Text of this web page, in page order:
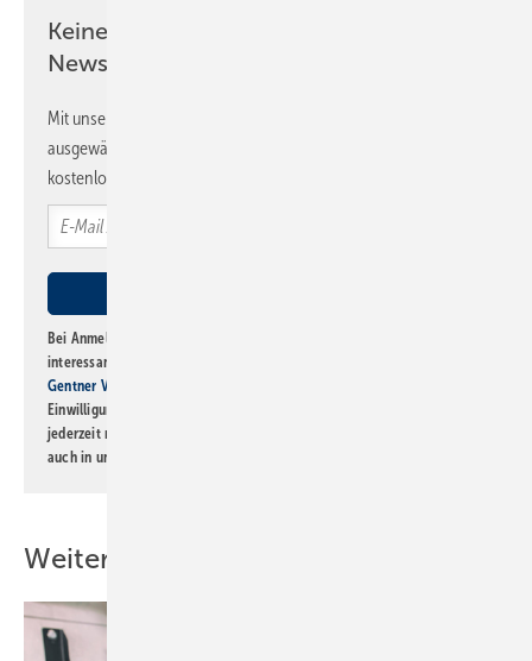
Keine Zeit? Kein Problem mit dem SBZ
Newsletter!
Mit unserem Newsletter erhalten Sie regelmäßig von uns
ausgewählte Informationen und Neuigkeiten, gebündelt und
kostenlos direkt ins Postfach.
Bei Anmeldung zu diesem Newsletter bin ich damit einverstanden, über
interessante Verlags- und Online-Angebote
Gentner Verlag GmbH & Co. KG
Einwilligung kann ich jederzeit widerrufen und eine Abmeldung ist
jederzeit möglich. Informationen zum Umgang mit Daten finden Sie
auch in unserer
Weitere Inhalte